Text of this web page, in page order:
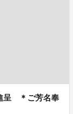
呈 ＊ご芳名奉